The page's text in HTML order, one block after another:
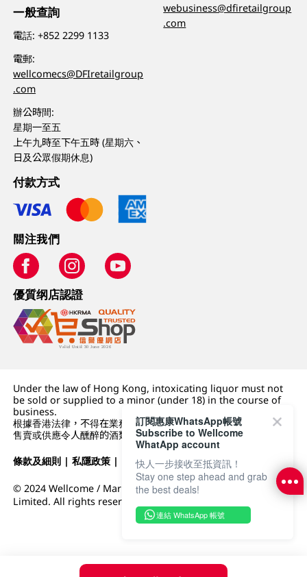
一般查詢
電話:+852 2299 1133
電郵:
wellcomecs@DFIretailgroup
.com
辦公時間:
星期一至五
上午九時至下午五時 (星期六、
日及公眾假期休息)
webusiness@dfiretailgroup
.com
付款方式
關注我們
優質纲店認證
Under the law of Hong Kong, intoxicating liquor must not
be sold or supplied to a minor (under 18) in the course of
business.
根據香港法律，不得在業務過程中，向未成年人 (18 歲以下人士)
售賣或供應令人醺醉的酒類。
條款及細則 |私隱政策 | DFI零售集團
© 2024 Wellcome / Market Place. The Dairy Farm Company
Limited. All rights reserved.
訂閱惠康WhatsApp帳號
Subscribe to Wellcome
WhatApp account
快人一步接收至抵資訊！
Stay one step ahead and grab
the best deals!
連結 WhatsApp 帳號